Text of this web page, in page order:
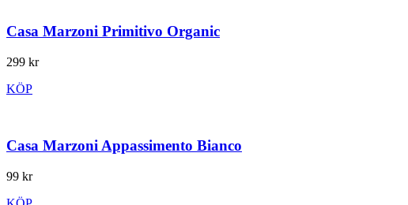
Casa Marzoni Primitivo Organic
299 kr
KÖP
Casa Marzoni Appassimento Bianco
99 kr